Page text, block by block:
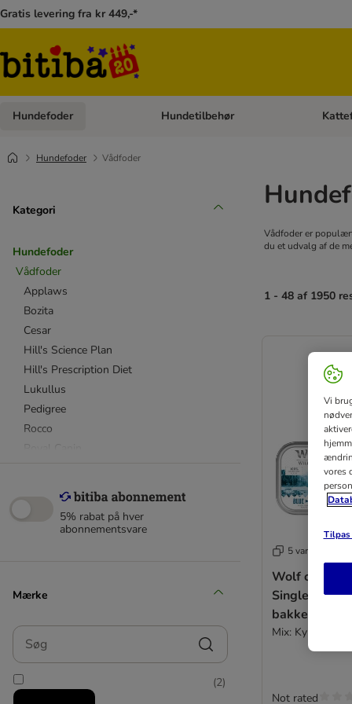
Gratis levering fra kr 449,-*
Hundefoder Åben kategori menu: Hundefoder
Hundetilbehør Åben
Hundefoder Vådfoder
Kategori
Hundefoder
Vådfoder
Applaws
Bozita
Cesar
Hill's Science Plan
Hill's Prescription Diet
Lukullus
Pedigree
Rocco
Wolf of Wilderness
Almo Nature
Briantos
Concept for Life Veterinary Diet
Crave
Defu Økofoder
Dolina Noteci
5% rabat på hver
abonnementsvare
Mærke
Søg
(2)
Vådfoder er
du et udvalg af de
1 - 48 af 1950
5 varianter
Wolf of
Single
bakke
Mix: Kylling +
Not rated
Vi
vores